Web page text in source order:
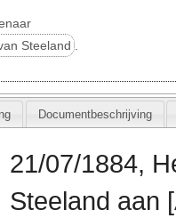
Steeland
Documentbeschrijving
21/07/1884,
Steeland aan